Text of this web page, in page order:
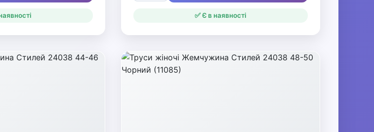
✅ Є в наявності